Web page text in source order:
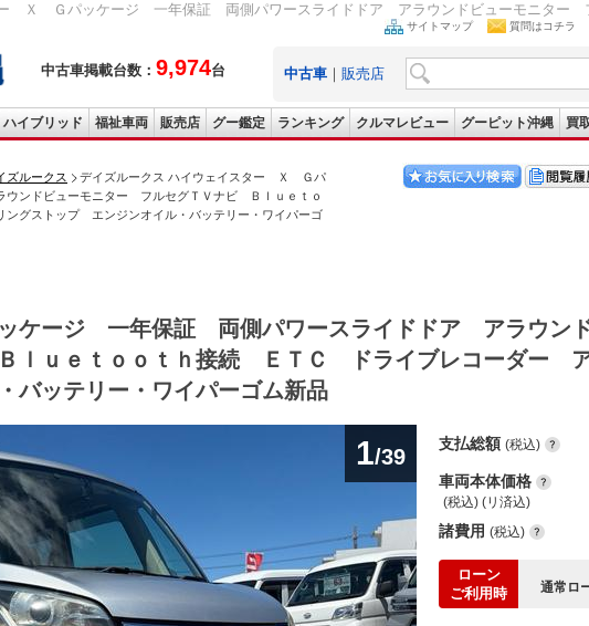
ー Ｘ Ｇパッケージ 一年保証 両側パワースライドドア アラウンドビューモニター
中古車掲載台数： 9,974台
サイトマップ 質問はコチラ
中古車 ｜ 販売店
ハイブリッド 福祉車両 販売店 グー鑑定 ランキング クルマレビュー グーピット沖縄 買
ズルークス
デイズルークス ハイウェイスター Ｘ Ｇパ
ンドビューモニター フルセグＴＶナビ Ｂｌｕｅｔｏ
グストップ エンジンオイル・バッテリー・ワイパーゴ
ケージ 一年保証 両側パワースライドドア アラウン
ｌｕｅｔｏｏｔｈ接続 ＥＴＣ ドライブレコーダー
ッテリー・ワイパーゴム新品
1/39
支払総額 (税込)
車両本体価格
(税込) (リ済込)
諸費用 (税込)
ローン
ご利用時
通常ロ